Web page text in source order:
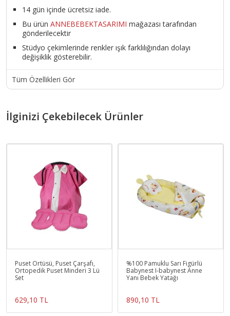
14 gün içinde ücretsiz iade.
Bu ürün ANNEBEBEKTASARIMI mağazası tarafından
gönderilecektir
Stüdyo çekimlerinde renkler ışık farklılığından dolayı
değişiklik gösterebilir.
Tüm Özellikleri Gör
İlginizi Çekebilecek Ürünler
Puset Örtüsü, Puset Çarşafı,
Ortopedik Puset Minderi 3 Lü
Set
629,10 TL
%100 Pamuklu Sarı Figürlü
Babynest I-babynest Anne
Yanı Bebek Yatağı
890,10 TL